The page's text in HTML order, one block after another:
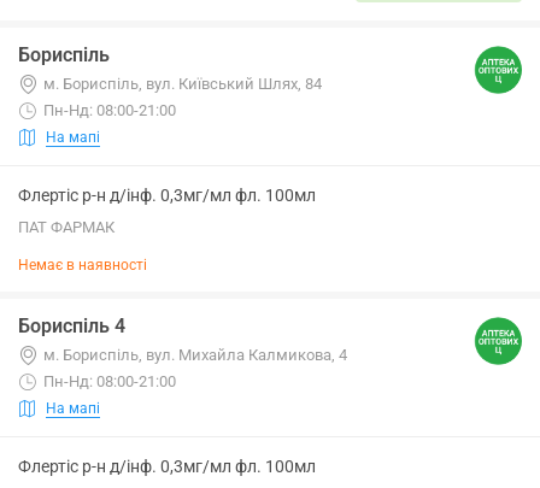
Бориспіль
м. Бориспіль, вул. Київський Шлях, 84
Пн-Нд: 08:00-21:00
На мапі
Флертіс р-н д/інф. 0,3мг/мл фл. 100мл
ПАТ ФАРМАК
Немає в наявності
Бориспіль 4
м. Бориспіль, вул. Михайла Калмикова, 4
Пн-Нд: 08:00-21:00
На мапі
Флертіс р-н д/інф. 0,3мг/мл фл. 100мл